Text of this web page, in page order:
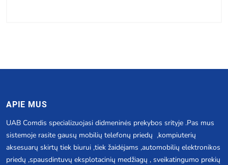
APIE MUS
UAB Comdis specializuojasi didmeninės prekybos srityje .Pas mus
sistemoje rasite gausų mobilių telefonų priedų ,kompiuterių
aksesuarų skirtų tiek biurui ,tiek žaidėjams ,automobilių elektronikos
priedų ,spausdintuvų eksplotacinių medžiagų , sveikatingumo prekių